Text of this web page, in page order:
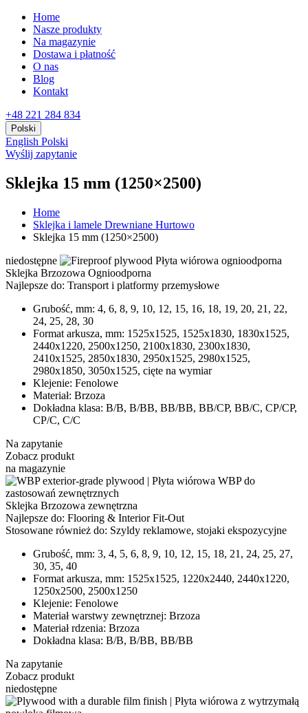
Home
Nasze produkty
Na magazynie
Dostawa i płatność
O nas
Blog
Kontakt
+48 221 284 834
Polski
English Polski
Wyślij zapytanie
Sklejka 15 mm (1250×2500)
Home
Sklejka i lamele Drewniane Hurtowo
Sklejka 15 mm (1250×2500)
niedostępne
Sklejka Brzozowa Ognioodporna
Najlepsze do: Transport i platformy przemysłowe
Grubość, mm: 4, 6, 8, 9, 10, 12, 15, 16, 18, 19, 20, 21, 22,
24, 25, 28, 30
Format arkusza, mm: 1525х1525, 1525х1830, 1830х1525,
2440х1220, 2500x1250, 2100х1830, 2300х1830,
2410х1525, 2850х1830, 2950х1525, 2980х1525,
2980х1850, 3050х1525, cięte na wymiar
Klejenie: Fenolowe
Materiał: Brzoza
Dokładna klasa: В/В, В/ВВ, ВВ/ВВ, ВB/CP, BB/C, CP/CP,
CP/C, C/C
Na zapytanie
Zobacz produkt
na magazynie
Sklejka Brzozowa zewnętrzna
Najlepsze do: Flooring & Interior Fit-Out
Stosowane również do: Szyldy reklamowe, stojaki ekspozycyjne
Grubość, mm: 3, 4, 5, 6, 8, 9, 10, 12, 15, 18, 21, 24, 25, 27,
30, 35, 40
Format arkusza, mm: 1525x1525, 1220x2440, 2440x1220,
1250x2500, 2500x1250
Klejenie: Fenolowe
Materiał warstwy zewnętrznej: Brzoza
Materiał rdzenia: Brzoza
Dokładna klasa: B/B, B/BB, BB/BB
Na zapytanie
Zobacz produkt
niedostępne